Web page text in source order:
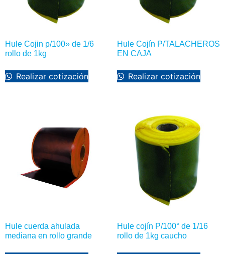
Hule Cojin p/100» de 1/6
rollo de 1kg
Realizar cotización
Hule Cojín P/TALACHEROS
EN CAJA
Realizar cotización
Hule cuerda ahulada
mediana en rollo grande
Hule cojín P/100° de 1/16
rollo de 1kg caucho